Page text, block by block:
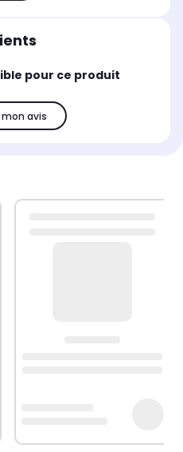
pour ce produit
avis